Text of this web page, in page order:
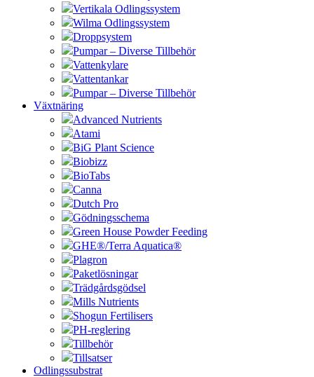
Vertikala Odlingssystem
Wilma Odlingssystem
Droppsystem
Pumpar – Diverse Tillbehör
Vattenkylare
Vattentankar
Pumpar – Diverse Tillbehör
Växtnäring
Advanced Nutrients
Atami
BiG Plant Science
Biobizz
BioTabs
Canna
Dutch Pro
Gödningsschema
Green House Powder Feeding
GHE®/Terra Aquatica®
Plagron
Paketlösningar
Trädgårdsgödsel
Mills Nutrients
Shogun Fertilisers
PH-reglering
Tillbehör
Tillsatser
Odlingssubstrat